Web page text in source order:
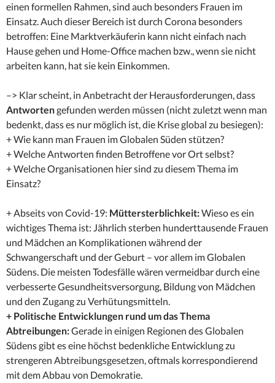
einen formellen Rahmen, sind auch besonders Frauen im
Einsatz. Auch dieser Bereich ist durch Corona besonders
betroffen: Eine Marktverkäuferin kann nicht einfach nach
Hause gehen und Home-Office machen bzw., wenn sie nicht
arbeiten kann, hat sie kein Einkommen.
–> Klar scheint, in Anbetracht der Herausforderungen, dass
Antwortengefunden werden müssen (nicht zuletzt wenn man
bedenkt, dass es nur möglich ist, die Krise global zu besiegen):
+ Wie kann man Frauen im Globalen Süden stützen?
+ Welche Antworten finden Betroffene vor Ort selbst?
+ Welche Organisationen hier sind zu diesem Thema im
Einsatz?
+ Abseits von Covid-19: Müttersterblichkeit:Wieso es ein
wichtiges Thema ist: Jährlich sterben hunderttausende Frauen
und Mädchen an Komplikationen während der
Schwangerschaft und der Geburt – vor allem im Globalen
Südens. Die meisten Todesfälle wären vermeidbar durch eine
verbesserte Gesundheitsversorgung, Bildung von Mädchen
und den Zugang zu Verhütungsmitteln.
+ Politische Entwicklungen rund um das Thema
Abtreibungen:Gerade in einigen Regionen des Globalen
Südens gibt es eine höchst bedenkliche Entwicklung zu
strengeren Abtreibungsgesetzen, oftmals korrespondierend
mit dem Abbau von Demokratie.